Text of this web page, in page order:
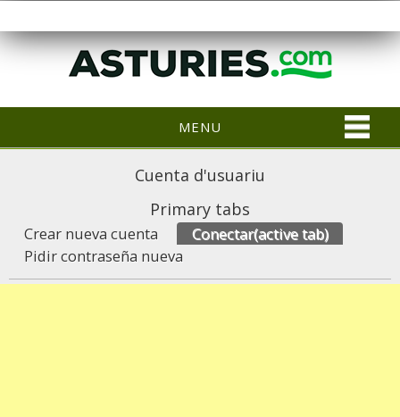
MENU
Cuenta d'usuariu
Primary tabs
Crear nueva cuenta Conectar(active tab)
Pidir contraseña nueva